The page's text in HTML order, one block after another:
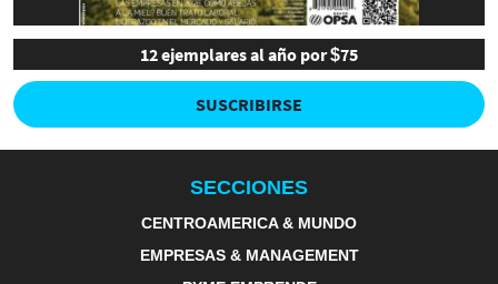
12 ejemplares al año por $75
SUSCRIBIRSE
SECCIONES
CENTROAMERICA & MUNDO
EMPRESAS & MANAGEMENT